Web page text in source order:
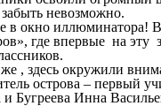
невозможно.
в окно иллюминатора!
где впервые на эту
, здесь окружили
острова – первый
Бугреева Инна